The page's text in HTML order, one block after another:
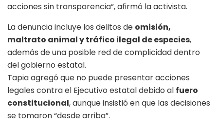
acciones sin transparencia”, afirmó la activista.
La denuncia incluye los delitos de omisión,
maltrato animal y tráfico ilegal de especies,
además de una posible red de complicidad dentro
del gobierno estatal.
Tapia agregó que no puede presentar acciones
legales contra el Ejecutivo estatal debido al fuero
constitucional, aunque insistió en que las decisiones
se tomaron “desde arriba”.